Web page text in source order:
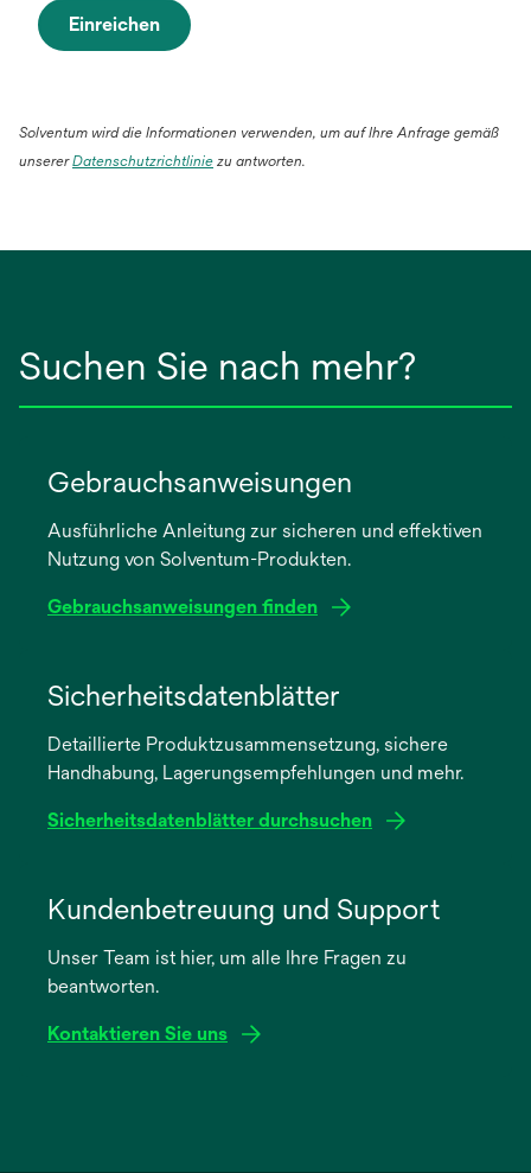
Einreichen
Solventum wird die Informationen verwenden, um auf Ihre Anfrage gemäß
unsererDatenschutzrichtliniewird
zu antworten.
Suchen Sie nach mehr?
Gebrauchsanweisungen
Ausführliche Anleitung zur sicheren und effektiven
Nutzung von Solventum-Produkten.
Gebrauchsanweisungen finden
neuen
Registerkarte
Sicherheitsdatenblätter
Detaillierte Produktzusammensetzung, sichere
Handhabung, Lagerungsempfehlungen und mehr.
Sicherheitsdatenblätter durchsuchen
neuen
Registerkarte
Kundenbetreuung und Support
Unser Team ist hier, um alle Ihre Fragen zu
beantworten.
Kontaktieren Sie uns